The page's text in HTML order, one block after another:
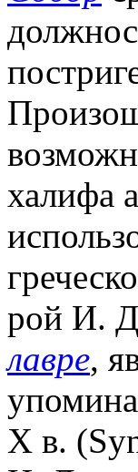
халифа
рой И.
лавре,
X в.